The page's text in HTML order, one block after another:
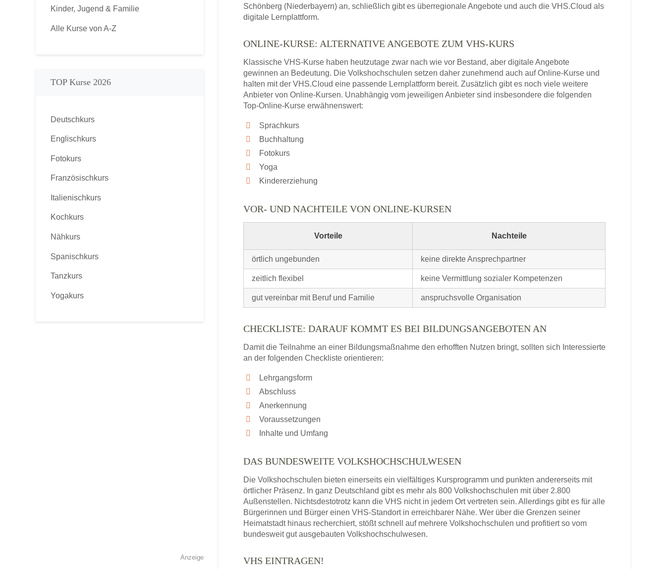
Schönberg (Niederbayern) an, schließlich gibt es überregionale Angebote und auch die VHS.Cloud als
digitale Lernplattform.
ONLINE-KURSE: ALTERNATIVE ANGEBOTE ZUM VHS-KURS
Klassische VHS-Kurse haben heutzutage zwar nach wie vor Bestand, aber digitale Angebote
gewinnen an Bedeutung. Die Volkshochschulen setzen daher zunehmend auch auf Online-Kurse und
halten mit der VHS.Cloud eine passende Lernplattform bereit. Zusätzlich gibt es noch viele weitere
Anbieter von Online-Kursen. Unabhängig vom jeweiligen Anbieter sind insbesondere die folgenden
Top-Online-Kurse erwähnenswert:
Sprachkurs
Buchhaltung
Fotokurs
Yoga
Kindererziehung
VOR- UND NACHTEILE VON ONLINE-KURSEN
Vorteile Nachteile
örtlich ungebunden keine direkte Ansprechpartner
zeitlich flexibel keine Vermittlung sozialer Kompetenzen
gut vereinbar mit Beruf und Familie anspruchsvolle Organisation
CHECKLISTE: DARAUF KOMMT ES BEI BILDUNGSANGEBOTEN AN
Damit die Teilnahme an einer Bildungsmaßnahme den erhofften Nutzen bringt, sollten sich Interessierte
an der folgenden Checkliste orientieren:
Lehrgangsform
Abschluss
Anerkennung
Voraussetzungen
Inhalte und Umfang
DAS BUNDESWEITE VOLKSHOCHSCHULWESEN
Die Volkshochschulen bieten einerseits ein vielfältiges Kursprogramm und punkten andererseits mit
örtlicher Präsenz. In ganz Deutschland gibt es mehr als 800 Volkshochschulen mit über 2.800
Außenstellen. Nichtsdestotrotz kann die VHS nicht in jedem Ort vertreten sein. Allerdings gibt es für alle
Bürgerinnen und Bürger einen VHS-Standort in erreichbarer Nähe. Wer über die Grenzen seiner
Heimatstadt hinaus recherchiert, stößt schnell auf mehrere Volkshochschulen und profitiert so vom
bundesweit gut ausgebauten Volkshochschulwesen.
VHS EINTRAGEN!
Kinder, Jugend & Familie
Alle Kurse von A-Z
TOP Kurse 2026
Deutschkurs
Englischkurs
Fotokurs
Französischkurs
Italienischkurs
Kochkurs
Nähkurs
Spanischkurs
Tanzkurs
Yogakurs
Anzeige